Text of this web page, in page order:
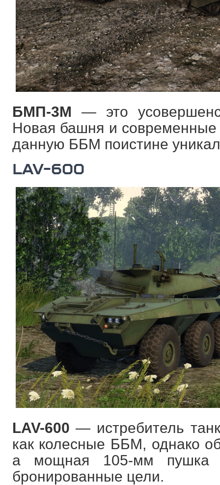
БМП-3М — это
Новая башня и
данную ББМ поистине
LAV-600
LAV-600 — истребитель
как колесные ББМ, однако
а мощная 105-мм пушка
бронированные цели.